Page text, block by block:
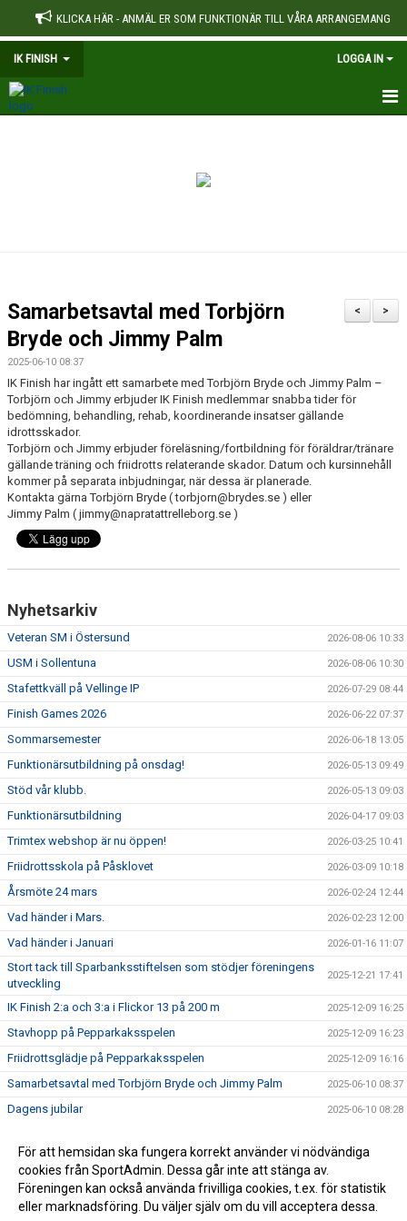
KLICKA HÄR - ANMÄL ER SOM FUNKTIONÄR TILL VÅRA ARRANGEMANG
IK FINISH LOGGA IN
>
<
Samarbetsavtal med Torbjörn
Bryde och Jimmy Palm
2025-06-10 08:37
IK Finish har ingått ett samarbete med Torbjörn Bryde och Jimmy Palm –
Torbjörn och Jimmy erbjuder IK Finish medlemmar snabba tider för
bedömning, behandling, rehab, koordinerande insatser gällande
idrottsskador.
Torbjörn och Jimmy erbjuder föreläsning/fortbildning för föräldrar/tränare
gällande träning och friidrotts relaterande skador. Datum och kursinnehåll
kommer på separata inbjudningar, när dessa är planerade.
Kontakta gärna Torbjörn Bryde ( torbjorn@brydes.se ) eller
Jimmy Palm ( jimmy@napratattrelleborg.se )
Nyhetsarkiv
Veteran SM i Östersund 2026-08-06 10:33
USM i Sollentuna 2026-08-06 10:30
Stafettkväll på Vellinge IP 2026-07-29 08:44
Finish Games 2026 2026-06-22 07:37
Sommarsemester 2026-06-18 13:05
Funktionärsutbildning på onsdag! 2026-05-13 09:49
Stöd vår klubb. 2026-05-13 09:03
Funktionärsutbildning 2026-04-17 09:03
Trimtex webshop är nu öppen! 2026-03-25 10:41
Friidrottsskola på Påsklovet 2026-03-09 10:18
Årsmöte 24 mars 2026-02-24 12:44
Vad händer i Mars. 2026-02-23 12:00
Vad händer i Januari 2026-01-16 11:07
Stort tack till Sparbanksstiftelsen som stödjer föreningens
utveckling
2025-12-21 17:41
IK Finish 2:a och 3:a i Flickor 13 på 200 m 2025-12-09 16:25
Stavhopp på Pepparkaksspelen 2025-12-09 16:23
Friidrottsglädje på Pepparkaksspelen 2025-12-09 16:16
Samarbetsavtal med Torbjörn Bryde och Jimmy Palm 2025-06-10 08:37
Dagens jubilar 2025-06-10 08:28
För att hemsidan ska fungera korrekt använder vi nödvändiga
cookies från SportAdmin. Dessa går inte att stänga av.
Föreningen kan också använda frivilliga cookies, t.ex. för statistik
eller marknadsföring. Du väljer själv om du vill acceptera dessa.